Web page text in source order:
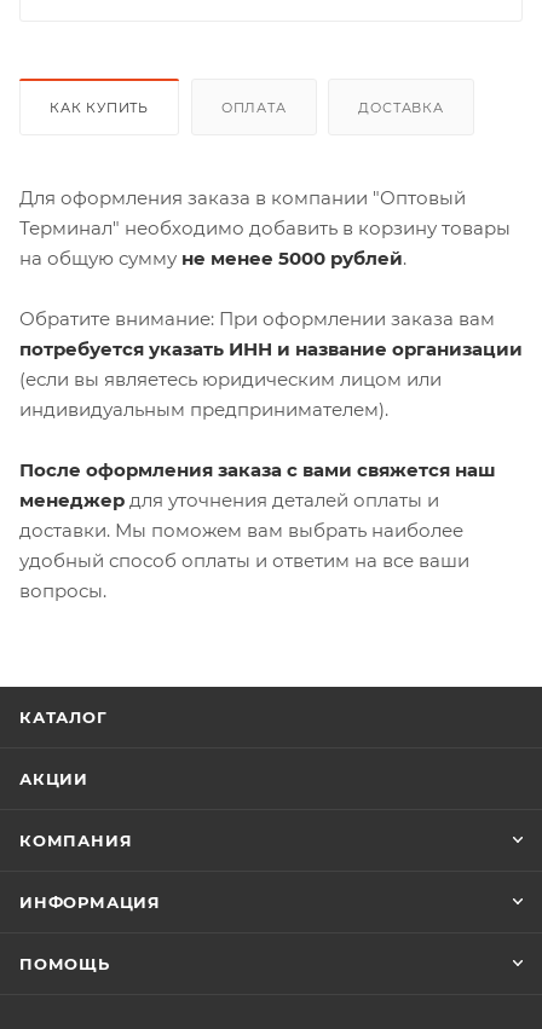
КАК КУПИТЬ ОПЛАТА ДОСТАВКА
Для оформления заказа в компании "Оптовый
Терминал" необходимо добавить в корзину товары
на общую сумму не менее 5000 рублей.
Обратите внимание: При оформлении заказа вам
потребуется указать ИНН и название организации
(если вы являетесь юридическим лицом или
индивидуальным предпринимателем).
После оформления заказа с вами свяжется наш
менеджер для уточнения деталей оплаты и
доставки. Мы поможем вам выбрать наиболее
удобный способ оплаты и ответим на все ваши
вопросы.
КАТАЛОГ
АКЦИИ
КОМПАНИЯ
ИНФОРМАЦИЯ
ПОМОЩЬ